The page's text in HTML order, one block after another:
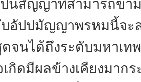
ป็นสัญญาที่สามารถข้
บอัปปมัญญาพรหมนี้จะ
จนได้ถึงระดับมหาเท
กิดมีผลข้างเคียงมาก